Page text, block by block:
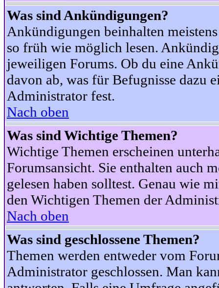
Was sind Ankündigungen?
Ankündigungen beinhalten
so früh wie möglich lesen.
jeweiligen Forums. Ob du eine
davon ab, was für Befugnisse dazu
Administrator fest.
Nach oben
Was sind Wichtige Themen?
Wichtige Themen erscheinen
Forumsansicht. Sie enthalten auch
gelesen haben solltest. Genau wie
den Wichtigen Themen der
Nach oben
Was sind geschlossene Themen?
Themen werden entweder vom
Administrator geschlossen. Man